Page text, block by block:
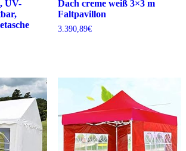
UV-
Dach creme weiß 3×3 m
Faltpavillon
3.390,89€